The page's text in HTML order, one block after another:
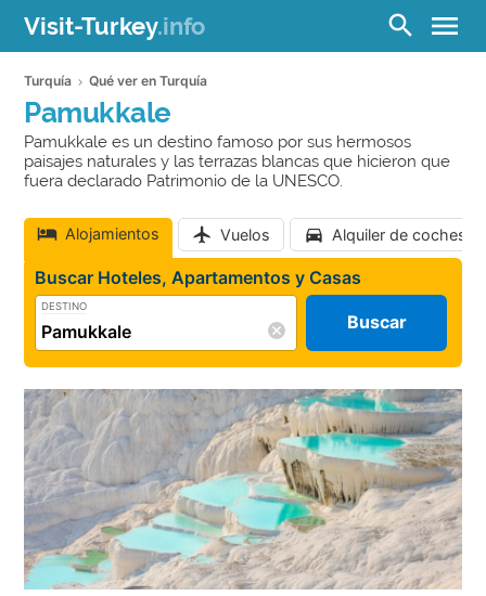
Visit-Turkey.info search menu
Turquía Qué ver en Turquía
Pamukkale
Pamukkale es un destino famoso por sus hermosos
paisajes naturales y las terrazas blancas que hicieron que
fuera declarado Patrimonio de la UNESCO.
Alojamientos Vuelos Alquiler de coches
Buscar Hoteles, Apartamentos y Casas
DESTINO
Buscar